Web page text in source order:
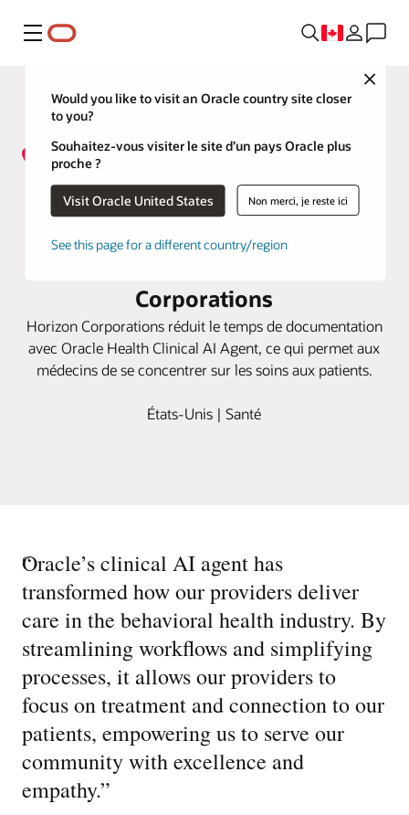
Menu
Close
Would you like to visit an Oracle country site closer
to you?
Souhaitez-vous visiter le site d’un pays Oracle plus
proche ?
Visit Oracle United States Non merci, je reste ici
See this page for a different country/region
Oracle Health Clinical AI Agent
aide à transformer la
Corporations
Horizon Corporations réduit le temps de documentation
avec Oracle Health Clinical AI Agent, ce qui permet aux
médecins de se concentrer sur les soins aux patients.
États-Unis | Santé
“
Oracle’s clinical AI agent has
transformed how our providers deliver
care in the behavioral health industry. By
streamlining workflows and simplifying
processes, it allows our providers to
focus on treatment and connection to our
patients, empowering us to serve our
community with excellence and
empathy.”